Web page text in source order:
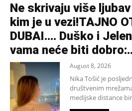
Ne skrivaju više
kim je u vezi!TAJNO
DUBAI…. Duško i
vama neće biti
August 8, 2026
Nika Tošić je
društvenim
medijske distance